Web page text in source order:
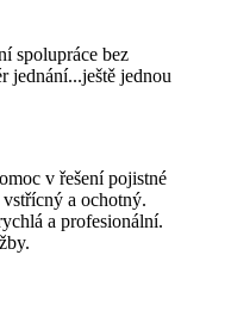
spolupráce bez
jednání...ještě jednou
v řešení pojistné
a ochotný.
a profesionální.